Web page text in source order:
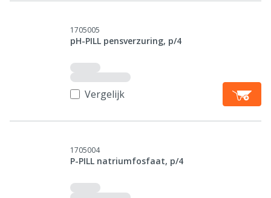
1705005
pH-PILL pensverzuring, p/4
Vergelijk
1705004
P-PILL natriumfosfaat, p/4